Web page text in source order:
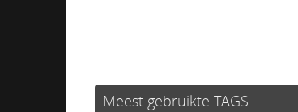
Meest gebruikte TAGS